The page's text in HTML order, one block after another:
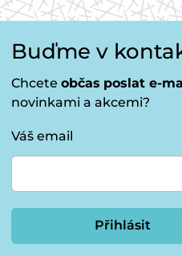
E-
Buďme v
Chcete občas poslat e-
novinkami a akcemi?
Váš email
Přihlásit